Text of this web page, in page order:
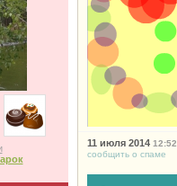
11 июля 2014 12:52
сообщить о спаме